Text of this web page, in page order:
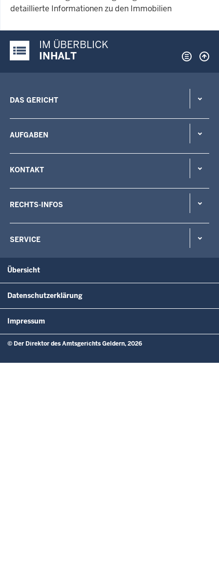
detaillierte Informationen zu den Immobilien
Justiz-Portal im Überblick:
IM ÜBERBLICK
INHALT
DAS GERICHT
AUFGABEN
KONTAKT
RECHTS-INFOS
SERVICE
Übersicht
Datenschutzerklärung
Impressum
© Der Direktor des Amtsgerichts Geldern, 2026